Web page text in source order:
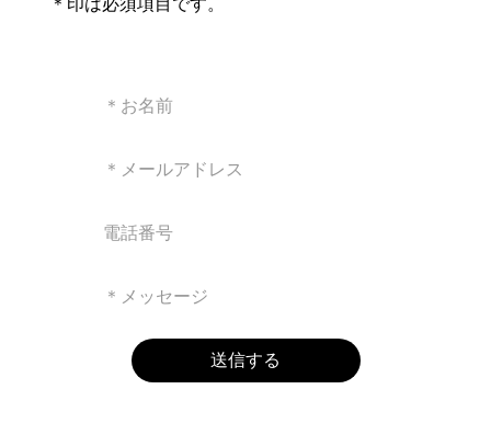
​＊印は必須項目です。
送信する